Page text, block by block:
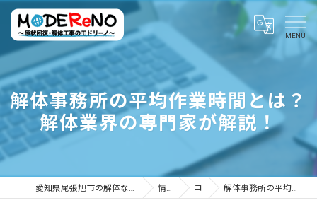
解体事務所の平均作業時間とは？
解体業界の専門家が解説！
愛知県尾張旭市の解体ならMODEReNO ～原状回復・解体工事のモドリーノ～ 情報ブログ コラム 解体事務所の平均作業時間とは？解体業界の専門家が解説！